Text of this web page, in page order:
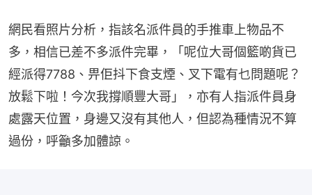
網民看照片分析，指該名派件員的手推車上物品不
多，相信已差不多派件完畢，「呢位大哥個籃啲貨已
經派得7788、畀佢抖下食支煙、叉下電有乜問題呢？
放鬆下啦！今次我撐順豐大哥」，亦有人指派件員身
處露天位置，身邊又沒有其他人，但認為種情況不算
過份，呼籲多加體諒。